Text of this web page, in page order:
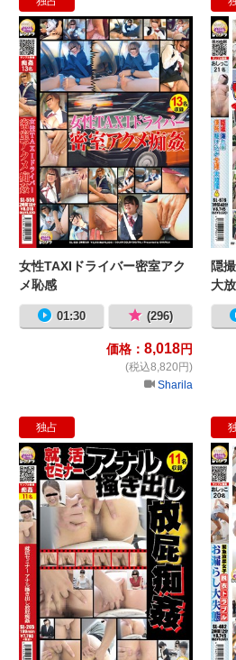
女性
女性TAXIドライバー密室アク
メ恥感
01:30 (296)
価格： 8,018円
(税込8,820円)
Sharila
隠
大
独占
就活